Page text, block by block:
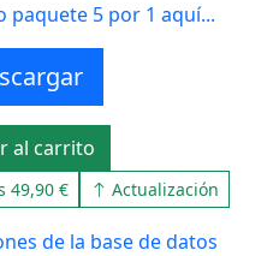
5 por 1 aquí...
al carrito
49,90 € Actualización
de la base de datos